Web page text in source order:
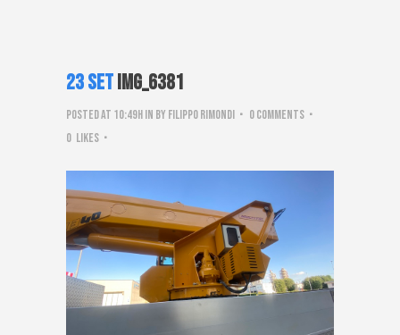
23 SetIMG_6381
Posted at 10:49hin by Filippo Rimondi
0 Comments
0 Likes